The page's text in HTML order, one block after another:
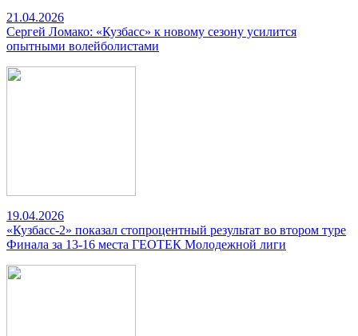
21.04.2026
Сергей Ломако: «Кузбасс» к новому сезону усилится
опытными волейболистами
19.04.2026
«Кузбасс-2» показал стопроцентный результат во втором туре
Финала за 13-16 места ГЕОТЕК Молодежной лиги